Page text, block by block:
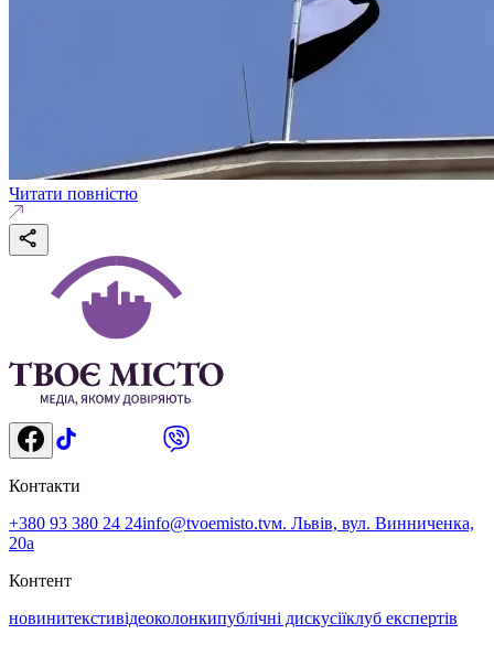
Читати повністю
Контакти
+380 93 380 24 24info@tvoemisto.tvм. Львів, вул. Винниченка,
20а
Контент
новинитекстивідеоколонкипублічні дискусіїклуб експертів